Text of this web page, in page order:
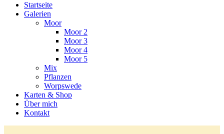
Startseite
Galerien
Moor
Moor 2
Moor 3
Moor 4
Moor 5
Mix
Pflanzen
Worpswede
Karten & Shop
Über mich
Kontakt